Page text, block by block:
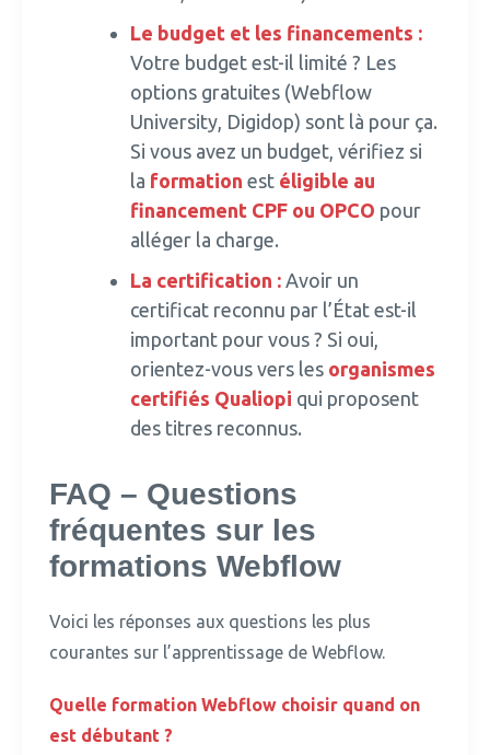
Le budget et les financements :
Votre budget est-il limité ? Les
options gratuites (Webflow
University, Digidop) sont là pour ça.
Si vous avez un budget, vérifiez si
la formation est éligible au
financement CPF ou OPCO pour
alléger la charge.
La certification : Avoir un
certificat reconnu par l’État est-il
important pour vous ? Si oui,
orientez-vous vers les organismes
certifiés Qualiopi qui proposent
des titres reconnus.
FAQ – Questions
fréquentes sur les
formations Webflow
Voici les réponses aux questions les plus
courantes sur l’apprentissage de Webflow.
Quelle formation Webflow choisir quand on
est débutant ?